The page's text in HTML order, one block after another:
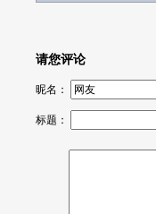
请您评论
昵名：
标题：